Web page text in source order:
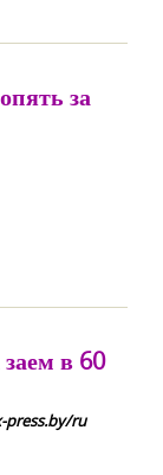
за
в 60
press.by/ru